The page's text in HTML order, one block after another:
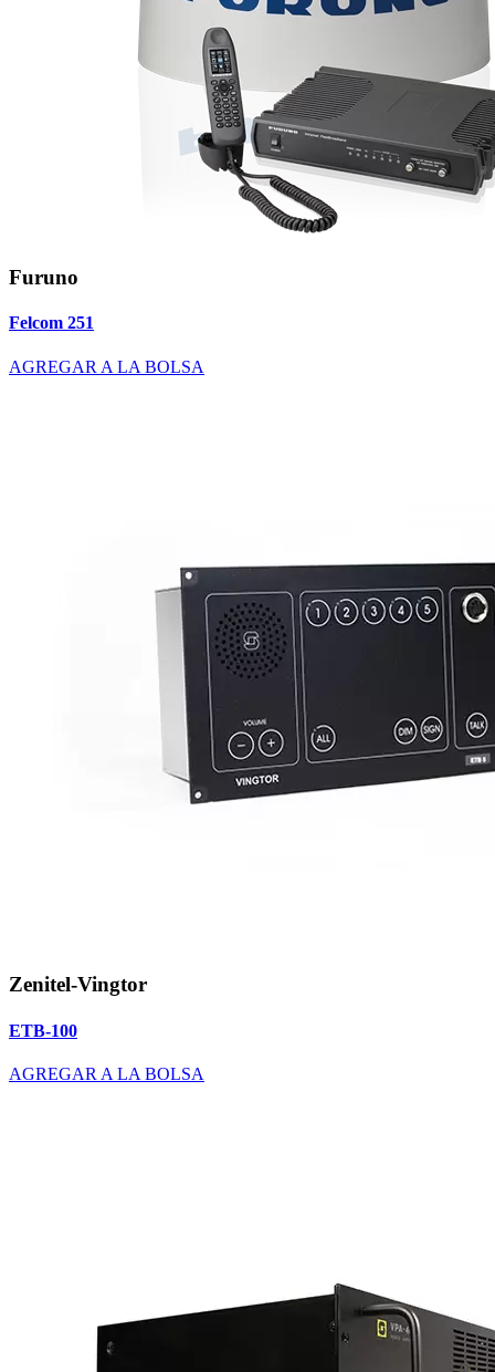
Furuno
Felcom 251
AGREGAR A LA BOLSA
Zenitel-Vingtor
ETB-100
AGREGAR A LA BOLSA